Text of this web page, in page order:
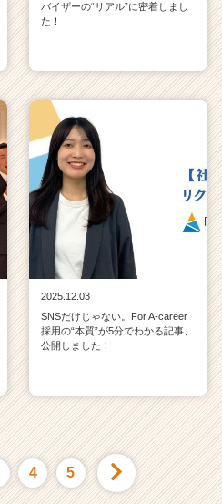
バイザーの“リアル”に密着しまし
た！
2025.12.03
SNSだけじゃない。For A-career
採用の“本質”が5分でわかる記事、
公開しました！
4 5